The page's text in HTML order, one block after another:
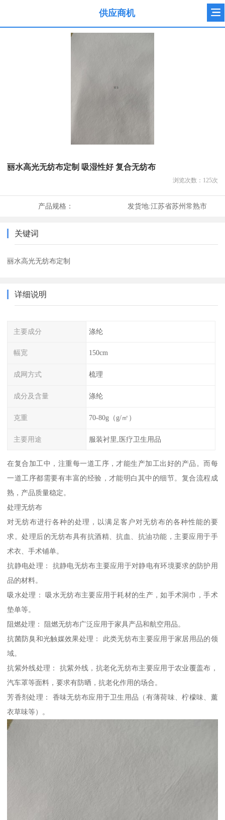
供应商机
丽水高光无纺布定制 吸湿性好 复合无纺布
浏览次数： 125次
产品规格： 发货地:江苏省苏州常熟市
关键词
丽水高光无纺布定制
详细说明
主要成分 涤纶
幅宽 150cm
成网方式 梳理
成分及含量 涤纶
克重 70-80g（g/㎡）
主要用途 服装衬里,医疗卫生用品
在复合加工中，注重每一道工序，才能生产加工出好的产品。而每
一道工序都需要有丰富的经验，才能明白其中的细节。复合流程成
熟，产品质量稳定。
处理无纺布
对无纺布进行各种的处理，以满足客户对无纺布的各种性能的要
求。处理后的无纺布具有抗酒精、抗血、抗油功能，主要应用于手
术衣、手术铺单。
抗静电处理： 抗静电无纺布主要应用于对静电有环境要求的防护用
品的材料。
吸水处理： 吸水无纺布主要应用于耗材的生产，如手术洞巾，手术
垫单等。
阻燃处理： 阻燃无纺布广泛应用于家具产品和航空用品。
抗菌防臭和光触媒效果处理： 此类无纺布主要应用于家居用品的领
域。
抗紫外线处理： 抗紫外线，抗老化无纺布主要应用于农业覆盖布，
汽车罩等面料，要求有防晒，抗老化作用的场合。
芳香剂处理： 香味无纺布应用于卫生用品（有薄荷味、柠檬味、薰
衣草味等）。